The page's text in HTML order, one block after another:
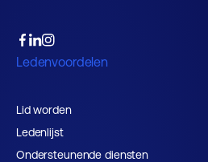
Ledenvoordelen
Lid worden
Ledenlijst
Ondersteunende diensten